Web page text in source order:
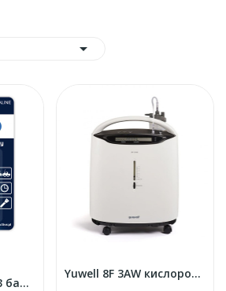

Everactive AAA LR03 батарейки
Yuwell 8F 3AW кислородный концентратор